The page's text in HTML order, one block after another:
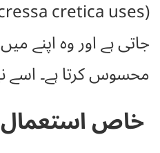
جاتی ہے اور وہ اپنے
محسوس کرتا ہے۔ اسے
خاص